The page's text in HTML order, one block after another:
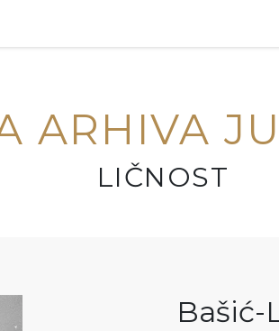
ARHIVA
LIČNOST
Bašić-